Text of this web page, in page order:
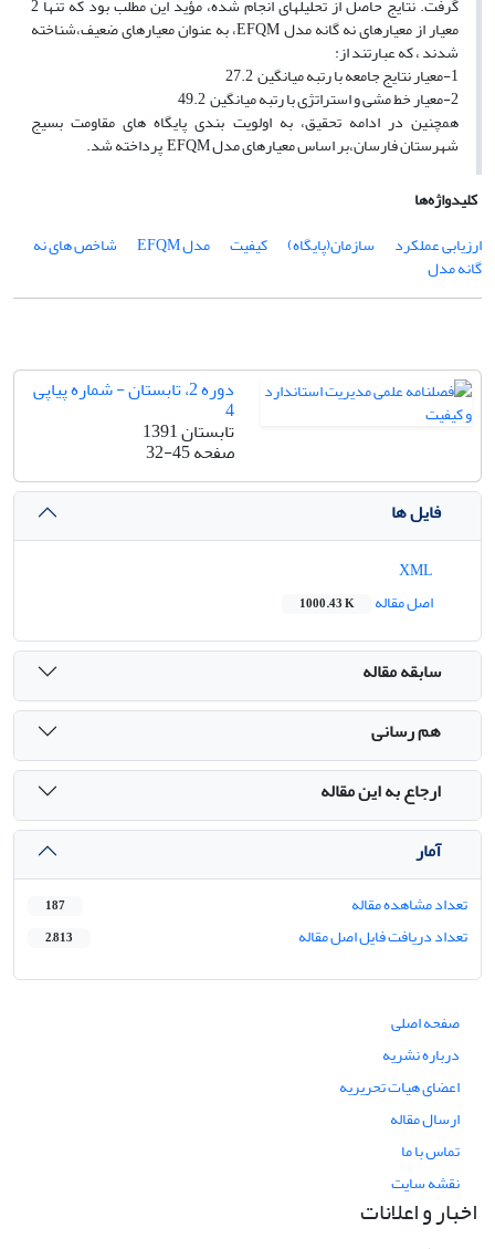
گرفت. نتایج حاصل از تحلیلهای انجام شده، مؤید این مطلب بود که تنها 2
معیار از معیارهای نه گانه مدل EFQM، به عنوان معیارهای ضعیف،شناخته
شدند ، که عبارتند از:
1-معیار نتایج جامعه با رتبه میانگین 27.2
2-معیار خط مشی و استراتژی با رتبه میانگین 49.2
همچنین در ادامه تحقیق، به اولویت بندی پایگاه های مقاومت بسیج
شهرستان فارسان،بر اساس معیارهای مدل EFQM پرداخته شد.
کلیدواژه‌ها
ارزیابی عملکرد
سازمان(پایگاه) کیفیت مدل EFQM شاخص های نه
گانه مدل
دوره 2، تابستان - شماره پیاپی
4
تابستان 1391
صفحه32-45
فایل ها
اصل مقاله
1000.43 K
سابقه مقاله
هم رسانی
ارجاع به این مقاله
آمار
تعداد مشاهده مقاله 187
تعداد دریافت فایل اصل مقاله 2,813
صفحه اصلی
درباره نشریه
اعضای هیات تحریریه
ارسال مقاله
تماس با ما
نقشه سایت
اخبار و اعلانات